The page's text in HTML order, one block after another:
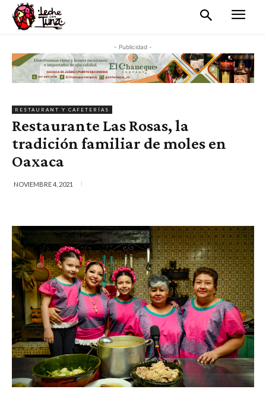
- Publicidad -
RESTAURANT Y CAFETERÍAS
Restaurante Las Rosas, la
tradición familiar de moles en
Oaxaca
NOVIEMBRE 4, 2021